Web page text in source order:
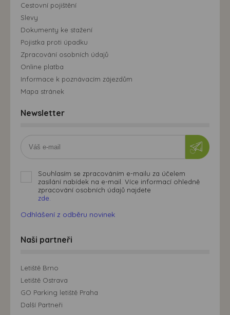
Cestovní pojištění
Slevy
Dokumenty ke stažení
Pojistka proti úpadku
Zpracování osobních údajů
Online platba
Informace k poznávacím zájezdům
Mapa stránek
Newsletter
Souhlasím se zpracováním e-mailu za účelem
zasílání nabídek na e-mail. Více informací ohledně
zpracování osobních údajů najdete
zde.
Odhlášení z odběru novinek
Naši partneři
Letiště Brno
Letiště Ostrava
GO Parking letiště Praha
Další Partneři